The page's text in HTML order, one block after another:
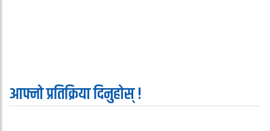
आफ्नो प्रतिक्रिया दिनुहोस् !